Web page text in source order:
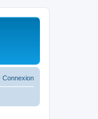
Connexion